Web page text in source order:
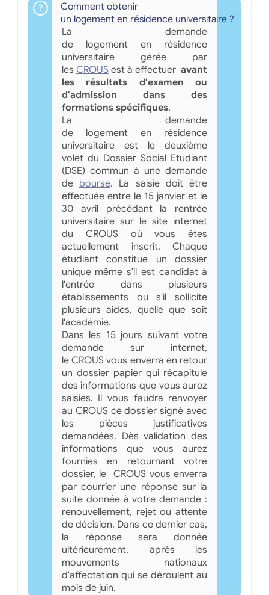
Comment obtenir
un logement en résidence universitaire ?
La demande
de logement en résidence
universitaire gérée par
les CROUSest à effectueravant
les résultats d'examen ou
d'admission dans des
formations spécifiques.
La demande
de logement en résidence
universitaire est le deuxième
volet du Dossier Social Etudiant
(DSE) commun à une demande
de bourse. La saisie doit être
effectuée entre le 15 janvier et le
30 avril précédant la rentrée
universitaire sur le site internet
du CROUS où vous êtes
actuellement inscrit. Chaque
étudiant constitue un dossier
unique même s'il est candidat à
l'entrée dans plusieurs
établissements ou s'il sollicite
plusieurs aides, quelle que soit
l'académie.
Dans les 15 jours suivant votre
demande sur internet,
le CROUS vous enverra en retour
un dossier papier qui récapitule
des informations que vous aurez
saisies. Il vous faudra renvoyer
au CROUS ce dossier signé avec
les pièces justificatives
demandées. Dès validation des
informations que vous aurez
fournies en retournant votre
dossier, le CROUS vous enverra
par courrier une réponse sur la
suite donnée à votre demande :
renouvellement, rejet ou attente
de décision. Dans ce dernier cas,
la réponse sera donnée
ultérieurement, après les
mouvements nationaux
d'affectation qui se déroulent au
mois de juin.